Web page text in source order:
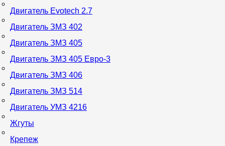
Двигатель Evotech 2.7
Двигатель ЗМЗ 402
Двигатель ЗМЗ 405
Двигатель ЗМЗ 405 Евро-3
Двигатель ЗМЗ 406
Двигатель ЗМЗ 514
Двигатель УМЗ 4216
Жгуты
Крепеж